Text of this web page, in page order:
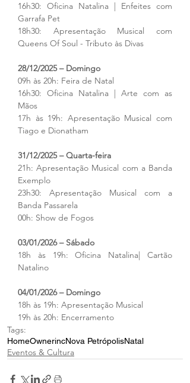
16h30: Oficina Natalina | Enfeites com
Garrafa Pet
18h30: Apresentação Musical com
Queens Of Soul - Tributo às Divas
28/12/2025 – Domingo
09h às 20h: Feira de Natal
16h30: Oficina Natalina | Arte com as
Mãos
17h às 19h: Apresentação Musical com
Tiago e Dionatham
31/12/2025 – Quarta-feira
21h: Apresentação Musical com a Banda
Exemplo
23h30: Apresentação Musical com a
Banda Passarela
00h: Show de Fogos
03/01/2026 – Sábado
18h às 19h: Oficina Natalina| Cartão
Natalino
04/01/2026 – Domingo
18h às 19h: Apresentação Musical
19h às 20h: Encerramento
Tags:
HomeOwnerincNova PetrópolisNatal
Eventos & Cultura